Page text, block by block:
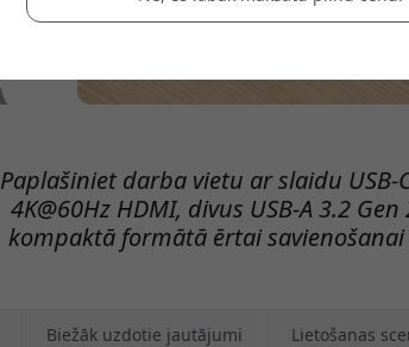
Paplašiniet darba vietu ar slaidu
4K@60Hz HDMI, divus USB-A 3.2
kompaktā formātā ērtai
Biežāk uzdotie jautājumi Lietošanas